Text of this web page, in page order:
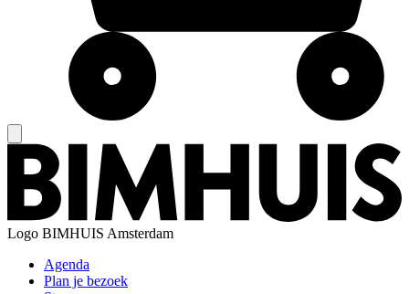
Logo BIMHUIS Amsterdam
Agenda
Plan je bezoek